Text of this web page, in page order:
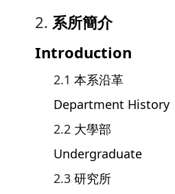
系所簡介
Introduction
本系沿革
Department History
大學部
Undergraduate
研究所